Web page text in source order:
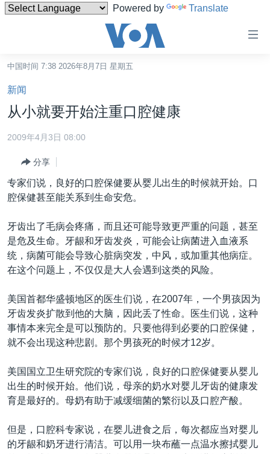
Powered by Translate
碍
链
接
跳
转
跳
到
航
到
检
索
中国
港澳
国际
印太
中东
欧洲
非洲
美洲
全球议题
经济·金融·贸易
人权·法律·宗教
科教·文娱·体健
军事
劳工
环境
美中关系
热点专题
白宫要闻
国会报道
美中关系
美国建国250周年
美国之音专访
重要讲话与声明
台海两岸关系
南中国海争端
VOA视频
VOA今日焦点
中文广播
其他语言网站
中国时间 7:38 2026年8月7日 星期五
新闻
从小就要开始注重口腔健康
2009年4月3日 08:00
分享
专家们说，良好的口腔保健要从婴儿出生的时候就开始。口
腔保健甚至能关系到生命安危。
牙齿出了毛病会疼痛，而且还可能导致更严重的问题，甚至
是危及生命。牙龈和牙齿发炎，可能会让病菌进入血液系
统，病菌可能会导致心脏病突发，中风，或加重其他病症。
在这个问题上，不仅仅是大人会遇到这类的风险。
美国首都华盛顿地区的医生们说，在2007年，一个男孩因为
牙齿发炎扩散到他的大脑，因此丢了性命。医生们说，这种
事情本来完全是可以预防的。只要他得到必要的口腔保健，
就不会出现这种悲剧。那个男孩死的时候才12岁。
美国国立卫生研究院的专家们说，良好的口腔保健要从婴儿
出生的时候开始。他们说，母亲的奶水对婴儿牙齿的健康发
育是最好的。母奶有助于减缓细菌的繁衍以及口腔产酸。
但是，口腔科专家说，在婴儿进食之后，每次都应当对婴儿
的牙龈和奶牙进行清洁。可以用一块布蘸一点温水擦拭婴儿